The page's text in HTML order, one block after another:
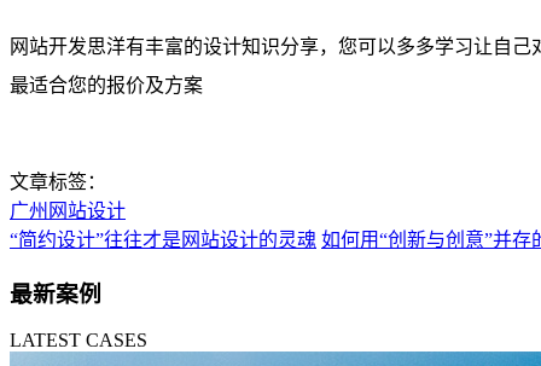
网站开发思洋有丰富的设计知识分享，您可以多多学习让自
最适合您的报价及方案
文章标签：
广州网站设计
“简约设计”往往才是网站设计的灵魂 如何用“创新与创意”并存
最新案例
LATEST CASES